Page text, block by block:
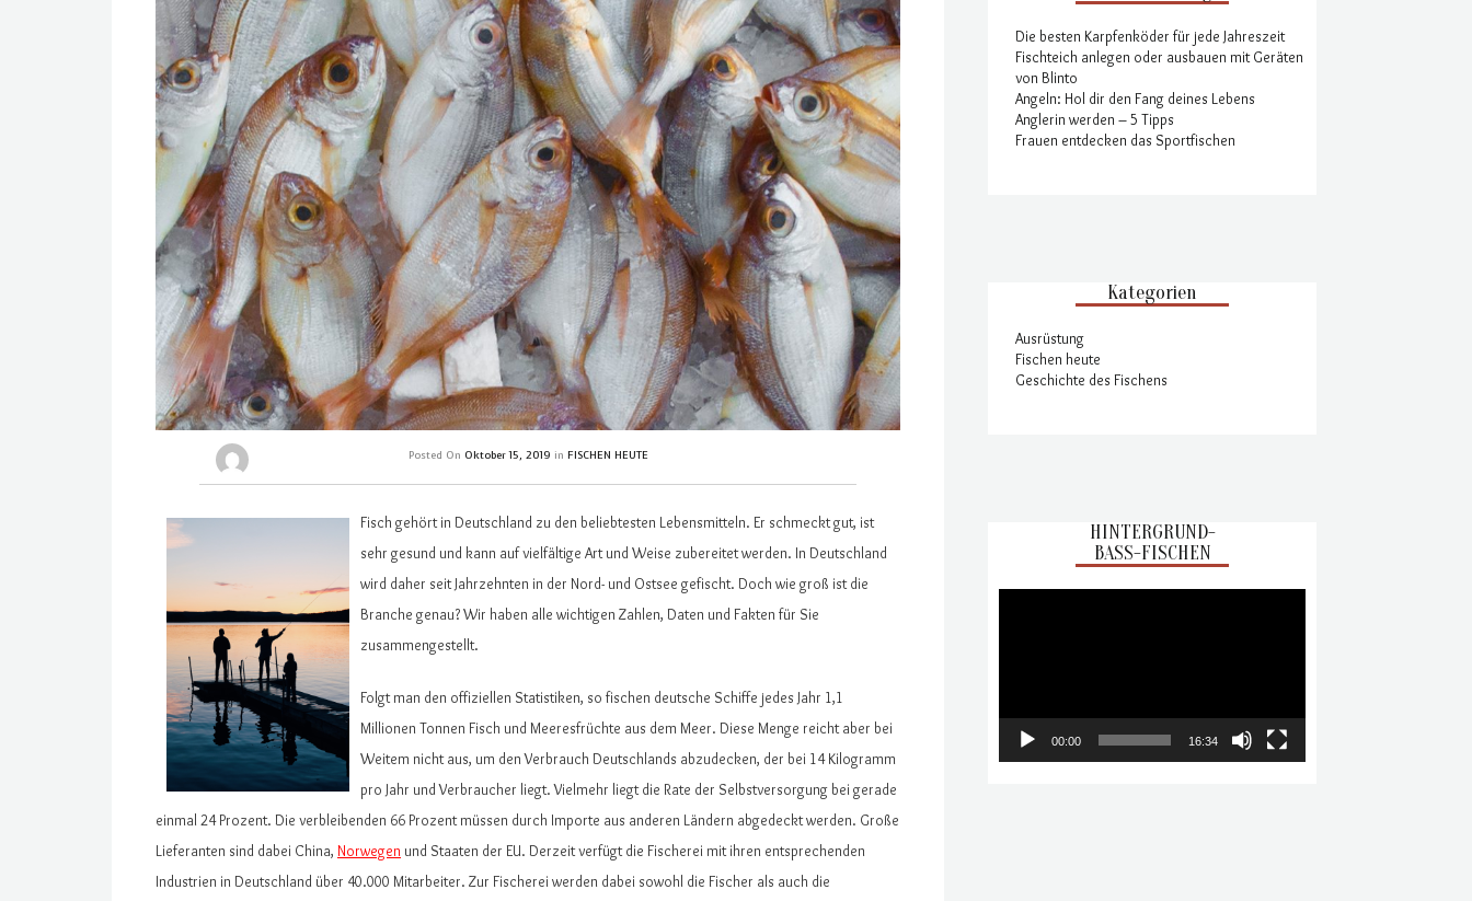
Posted On Oktober 15, 2019 in FISCHEN HEUTE
Fisch gehört in Deutschland zu den beliebtesten Lebensmitteln. Er schmeckt gut, ist
sehr gesund und kann auf vielfältige Art und Weise zubereitet werden. In Deutschland
wird daher seit Jahrzehnten in der Nord- und Ostsee gefischt. Doch wie groß ist die
Branche genau? Wir haben alle wichtigen Zahlen, Daten und Fakten für Sie
zusammengestellt.
Folgt man den offiziellen Statistiken, so fischen deutsche Schiffe jedes Jahr 1,1
Millionen Tonnen Fisch und Meeresfrüchte aus dem Meer. Diese Menge reicht aber bei
Weitem nicht aus, um den Verbrauch Deutschlands abzudecken, der bei 14 Kilogramm
pro Jahr und Verbraucher liegt. Vielmehr liegt die Rate der Selbstversorgung bei gerade
einmal 24 Prozent. Die verbleibenden 66 Prozent müssen durch Importe aus anderen Ländern abgedeckt werden. Große
Lieferanten sind dabei China, Norwegen und Staaten der EU. Derzeit verfügt die Fischerei mit ihren entsprechenden
Industrien in Deutschland über 40.000 Mitarbeiter. Zur Fischerei werden dabei sowohl die Fischer als auch die
Die besten Karpfenköder für jede Jahreszeit
Fischteich anlegen oder ausbauen mit Geräten
von Blinto
Angeln: Hol dir den Fang deines Lebens
Anglerin werden – 5 Tipps
Frauen entdecken das Sportfischen
Kategorien
Ausrüstung
Fischen heute
Geschichte des Fischens
HINTERGRUND-
BASS-FISCHEN
00:00 16:34